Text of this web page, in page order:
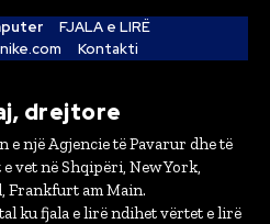
FJALA e LIRË
Kontakti
drejtore
e një Agjencie të Pavarur dhe të
vet në Shqipëri, New York,
Frankfurt am Main.
ku fjala e lirë ndihet vërtet e lirë